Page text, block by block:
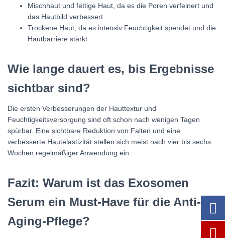
Mischhaut und fettige Haut, da es die Poren verfeinert und
das Hautbild verbessert
Trockene Haut, da es intensiv Feuchtigkeit spendet und die
Hautbarriere stärkt
Wie lange dauert es, bis Ergebnisse
sichtbar sind?
Die ersten Verbesserungen der Hauttextur und
Feuchtigkeitsversorgung sind oft schon nach wenigen Tagen
spürbar. Eine sichtbare Reduktion von Falten und eine
verbesserte Hautelastizität stellen sich meist nach vier bis sechs
Wochen regelmäßiger Anwendung ein.
Fazit: Warum ist das Exosomen
Serum ein Must-Have für die Anti-
Aging-Pflege?